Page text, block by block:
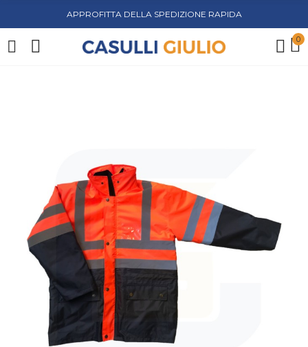
APPROFITTA DELLA SPEDIZIONE RAPIDA
0